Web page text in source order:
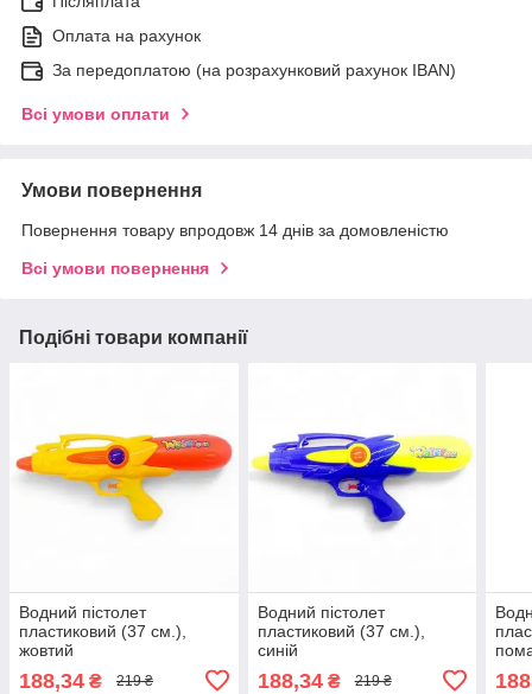
Оплата на рахунок
За передоплатою (на розрахунковий рахунок IBAN)
Всі умови оплати
Умови повернення
Повернення товару впродовж 14 днів за домовленістю
Всі умови повернення
Подібні товари компанії
Водний пістолет
пластиковий (37 см.),
жовтий
188,34 ₴ 219 ₴
Водний пістолет
пластиковий (37 см.),
синій
188,34₴ 219 ₴